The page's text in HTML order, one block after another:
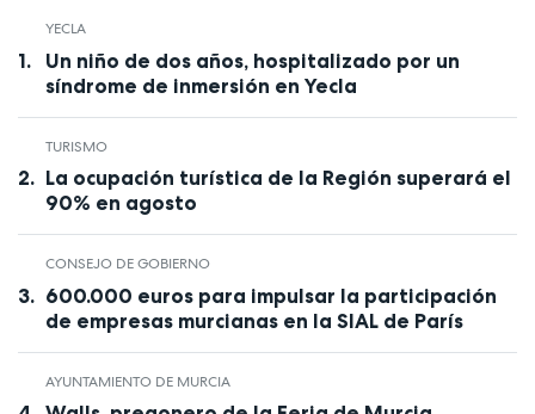
YECLA
Un niño de dos años, hospitalizado por un
síndrome de inmersión en Yecla
TURISMO
La ocupación turística de la Región superará el
90% en agosto
CONSEJO DE GOBIERNO
600.000 euros para impulsar la participación
de empresas murcianas en la SIAL de París
AYUNTAMIENTO DE MURCIA